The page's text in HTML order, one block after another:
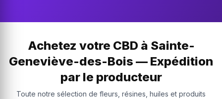
Achetez votre CBD à Sainte-
Geneviève-des-Bois — Expédition
par le producteur
Toute notre sélection de fleurs, résines, huiles et produits